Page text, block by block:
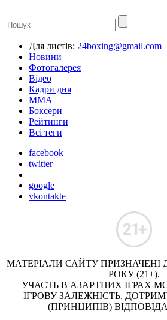
Для листів: 24boxing@gmail.com
Новини
Фотогалерея
Відео
Кадри дня
ММА
Боксери
Рейтинги
Всі теги
facebook
twitter
google
vkontakte
МАТЕРІАЛИ САЙТУ ПРИЗНАЧЕНІ
РОКУ (21+).
УЧАСТЬ В АЗАРТНИХ ІГРАХ
ІГРОВУ ЗАЛЕЖНІСТЬ.
(ПРИНЦИПІВ)